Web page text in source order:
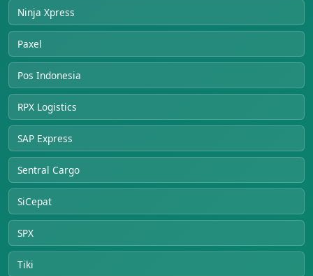
Ninja Xpress
Paxel
Pos Indonesia
RPX Logistics
SAP Express
Sentral Cargo
SiCepat
SPX
Tiki